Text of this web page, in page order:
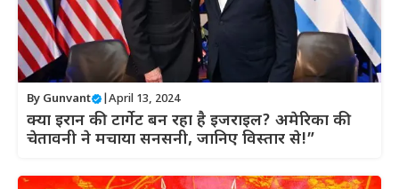
By Gunvant April 13, 2024
क्या इरान की टार्गेट बन रहा है इजराइल? अमेरिका की
चेतावनी ने मचाया सनसनी, जानिए विस्तार से!”